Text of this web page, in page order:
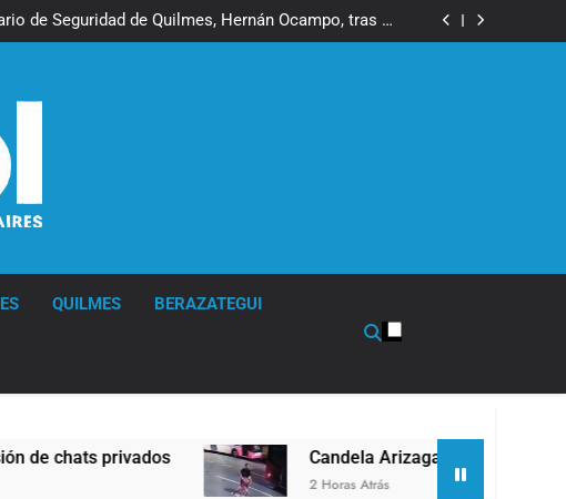
de Seguridad de Quilmes, Hernán Ocampo, tras la
difusión de chats privados
que tuvo un «brote psicótico» por consumo con
de Seguridad de Quilmes, Hernán Ocampo, tras la
que tuvo un «brote psicótico» por consumo con
la mayoría y rechazó el pedido del peronismo
QUILMES BERAZATEGUI
Candela Arizaga confirmó que tuvo un «brote
2 Horas Atrás